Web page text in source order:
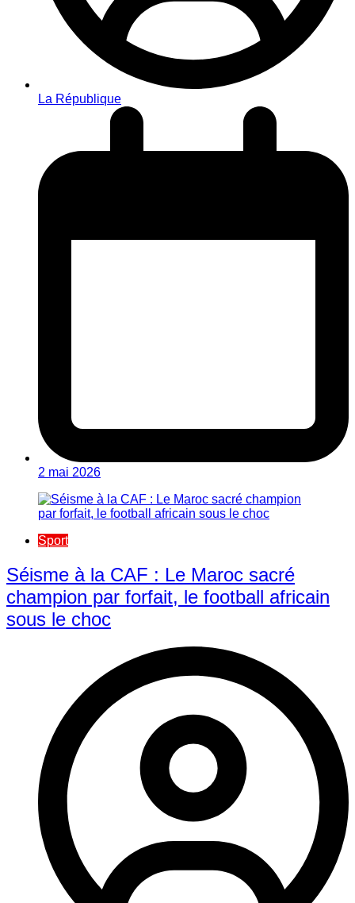
La République
2 mai 2026
Sport
Séisme à la CAF : Le Maroc sacré
champion par forfait, le football africain
sous le choc